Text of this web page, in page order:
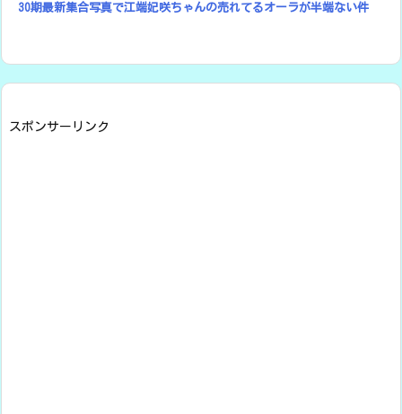
30期最新集合写真で江端妃咲ちゃんの売れてるオーラが半端ない件
スポンサーリンク